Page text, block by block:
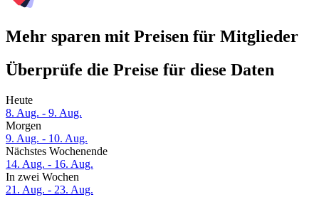
Mehr sparen mit Preisen für Mitglieder
Überprüfe die Preise für diese Daten
Heute
8. Aug. - 9. Aug.
Morgen
9. Aug. - 10. Aug.
Nächstes Wochenende
14. Aug. - 16. Aug.
In zwei Wochen
21. Aug. - 23. Aug.